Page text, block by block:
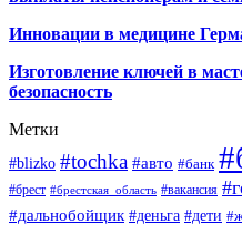
Инновации в медицине
Изготовление ключей в
безопасность
Метки
#blizko #tochka #авто #банк
#брест #брестская_область #вакансия
#дальнобойщик #деньга #дети